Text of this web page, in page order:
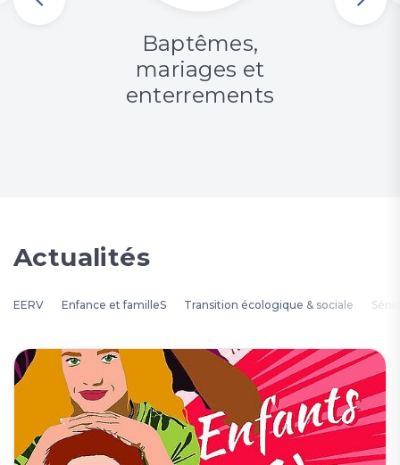
Baptêmes,
mariages et
enterrements
Actualités
EERV Enfance et familleS Transition écologique & sociale